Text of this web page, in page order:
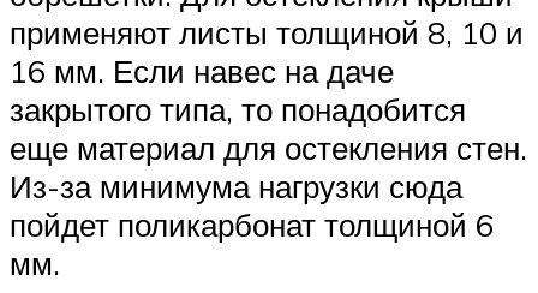
применяют листы толщиной 8, 10 и
16 мм. Если навес на даче
закрытого типа, то понадобится
еще материал для остекления стен.
Из-за минимума нагрузки сюда
пойдет поликарбонат толщиной 6
мм.